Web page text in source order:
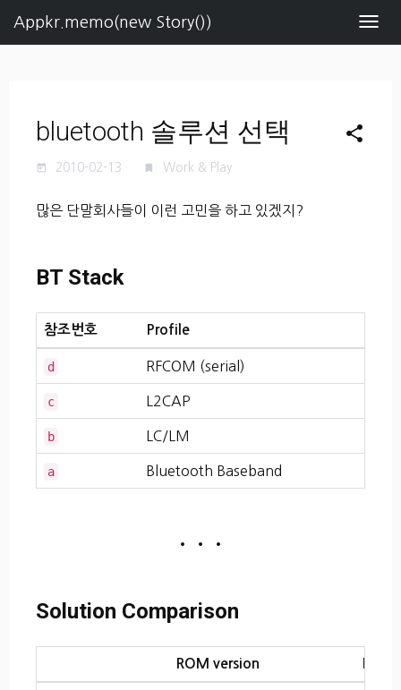
Appkr.memo(new Story())
bluetooth 솔루션 선택 share
today 2010-02-13 Work & Play
많은 단말회사들이 이런 고민을 하고 있겠지?
BT Stack
참조번호 Profile
d RFCOM (serial)
c L2CAP
b LC/LM
a Bluetooth Baseband
• • •
Solution Comparison
ROM version